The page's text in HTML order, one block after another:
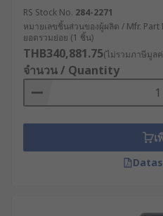
RS Stock No. 284-2271
หมายเลขชิ้นส่วนของผู้ผลิต / Mfr. Part
ยอดรวมย่อย (1 ชิ้น)
THB340,881.75(ไม่รวมภาษีมูล
จำนวน / Quantity
เ